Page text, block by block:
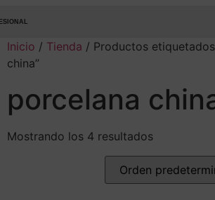
Inicio / Tienda / Productos
china”
porcelana
Mostrando los 4 resultados